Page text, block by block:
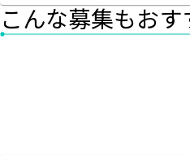
こんな募集もおす